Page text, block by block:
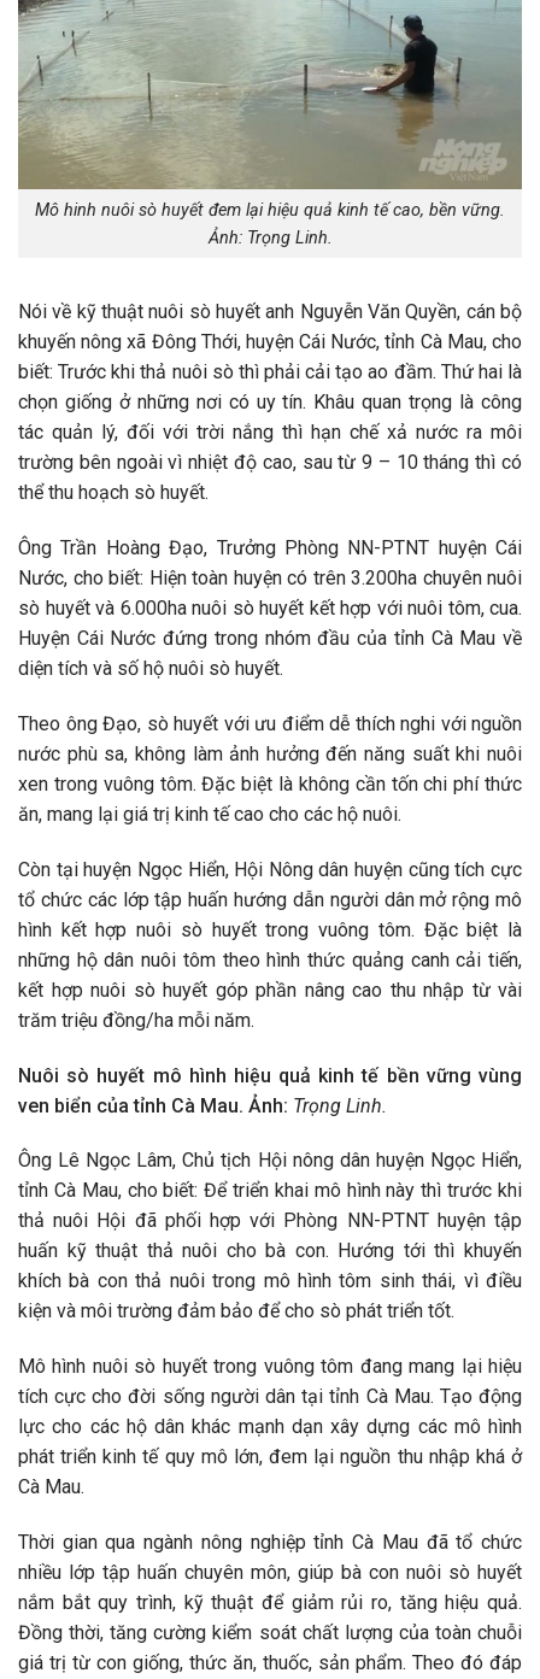
Mô hinh nuôi sò huyết đem lại hiệu quả kinh tế cao, bền vững.
Ảnh: Trọng Linh.
Nói về kỹ thuật nuôi sò huyết anh Nguyễn Văn Quyền, cán bộ
khuyến nông xã Đông Thới, huyện Cái Nước, tỉnh Cà Mau, cho
biết: Trước khi thả nuôi sò thì phải cải tạo ao đầm. Thứ hai là
chọn giống ở những nơi có uy tín. Khâu quan trọng là công
tác quản lý, đối với trời nắng thì hạn chế xả nước ra môi
trường bên ngoài vì nhiệt độ cao, sau từ 9 – 10 tháng thì có
thể thu hoạch sò huyết.
Ông Trần Hoàng Đạo, Trưởng Phòng NN-PTNT huyện Cái
Nước, cho biết: Hiện toàn huyện có trên 3.200ha chuyên nuôi
sò huyết và 6.000ha nuôi sò huyết kết hợp với nuôi tôm, cua.
Huyện Cái Nước đứng trong nhóm đầu của tỉnh Cà Mau về
diện tích và số hộ nuôi sò huyết.
Theo ông Đạo, sò huyết với ưu điểm dễ thích nghi với nguồn
nước phù sa, không làm ảnh hưởng đến năng suất khi nuôi
xen trong vuông tôm. Đặc biệt là không cần tốn chi phí thức
ăn, mang lại giá trị kinh tế cao cho các hộ nuôi.
Còn tại huyện Ngọc Hiển, Hội Nông dân huyện cũng tích cực
tổ chức các lớp tập huấn hướng dẫn người dân mở rộng mô
hình kết hợp nuôi sò huyết trong vuông tôm. Đặc biệt là
những hộ dân nuôi tôm theo hình thức quảng canh cải tiến,
kết hợp nuôi sò huyết góp phần nâng cao thu nhập từ vài
trăm triệu đồng/ha mỗi năm.
Nuôi sò huyết mô hình hiệu quả kinh tế bền vững vùng
ven biển của tỉnh Cà Mau. Ảnh: Trọng Linh.
Ông Lê Ngọc Lâm, Chủ tịch Hội nông dân huyện Ngọc Hiển,
tỉnh Cà Mau, cho biết: Để triển khai mô hình này thì trước khi
thả nuôi Hội đã phối hợp với Phòng NN-PTNT huyện tập
huấn kỹ thuật thả nuôi cho bà con. Hướng tới thì khuyến
khích bà con thả nuôi trong mô hình tôm sinh thái, vì điều
kiện và môi trường đảm bảo để cho sò phát triển tốt.
Mô hình nuôi sò huyết trong vuông tôm đang mang lại hiệu
tích cực cho đời sống người dân tại tỉnh Cà Mau. Tạo động
lực cho các hộ dân khác mạnh dạn xây dựng các mô hình
phát triển kinh tế quy mô lớn, đem lại nguồn thu nhập khá ở
Cà Mau.
Thời gian qua ngành nông nghiệp tỉnh Cà Mau đã tổ chức
nhiều lớp tập huấn chuyên môn, giúp bà con nuôi sò huyết
nắm bắt quy trình, kỹ thuật để giảm rủi ro, tăng hiệu quả.
Đồng thời, tăng cường kiểm soát chất lượng của toàn chuỗi
giá trị từ con giống, thức ăn, thuốc, sản phẩm. Theo đó đáp